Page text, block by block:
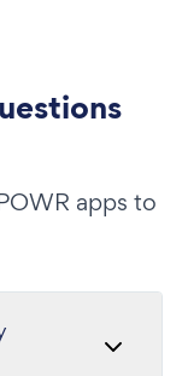
apps to